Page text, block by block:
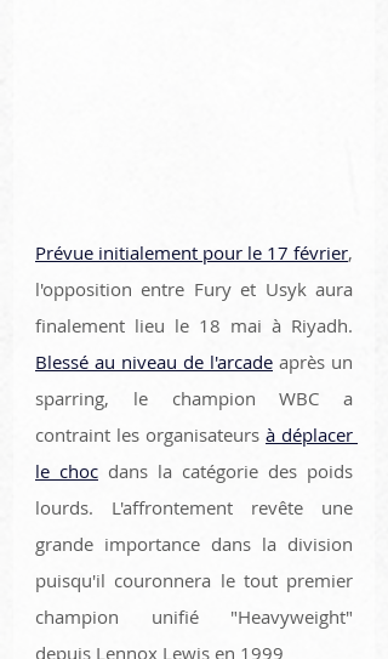
Prévue initialement pour le 17 février,
l'opposition entre Fury et Usyk aura
Blessé au niveau de l'arcade après un
sparring, le champion WBC a
contraint les organisateurs à déplacer
le choc dans la catégorie des poids
lourds. L'affrontement revête une
grande importance dans la division
puisqu'il couronnera le tout premier
champion unifié "Heavyweight"
depuis Lennox Lewis en 1999